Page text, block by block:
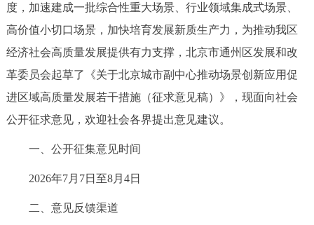
政务服务
便民服务 利企服务 投资项目
中介服务 阳光政务
政民互动
度，加速建成一批综合性重大场景、行业领域集成式场景、
高价值小切口场景，加快培育发展新质生产力，为推动我区
经济社会高质量发展提供有力支撑，北京市通州区发展和改
革委员会起草了《关于北京城市副中心推动场景创新应用促
进区域高质量发展若干措施（征求意见稿）》，现面向社会
公开征求意见，欢迎社会各界提出意见建议。
一、公开征集意见时间
2026年7月7日至8月4日
二、意见反馈渠道